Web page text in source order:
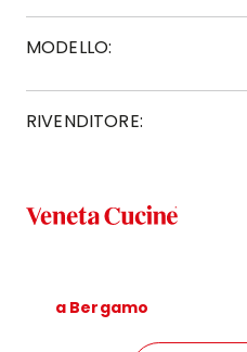
MODELLO:
RIVENDITORE:
a Bergamo